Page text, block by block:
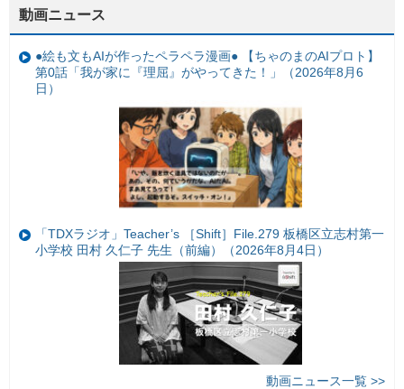
動画ニュース
●絵も文もAIが作ったペラペラ漫画● 【ちゃのまのAIプロト】
第0話「我が家に『理屈』がやってきた！」（2026年8月6
日）
「TDXラジオ」Teacher’s ［Shift］File.279 板橋区立志村第一
小学校 田村 久仁子 先生（前編）（2026年8月4日）
動画ニュース一覧 >>